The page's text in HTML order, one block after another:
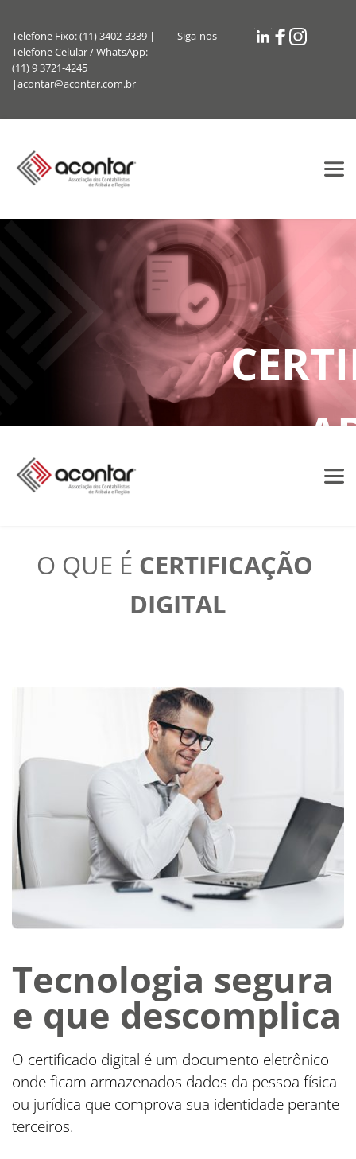
Telefone Fixo: (11) 3402-3339 |
Telefone Celular / WhatsApp:
(11) 9 3721-4245
|acontar@acontar.com.br
Siga-nos
O QUE É CERTIFICAÇÃO
DIGITAL
Tecnologia segura
O certificado digital é um documento eletrônico
onde ficam armazenados dados da pessoa física
ou jurídica que comprova sua identidade perante
terceiros.